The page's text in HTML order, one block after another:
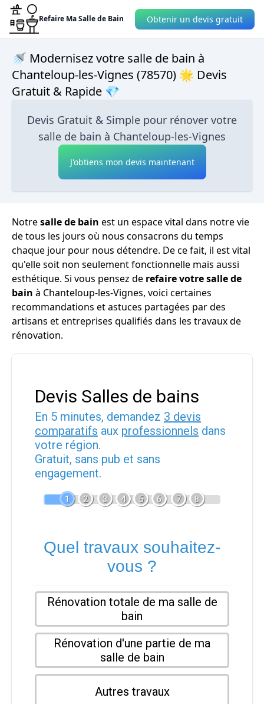
Refaire Ma Salle de Bain Obtenir un devis gratuit
🚿 Modernisez votre salle de bain à
Chanteloup-les-Vignes (78570) 🌟 Devis
Gratuit & Rapide 💎
Devis Gratuit & Simple pour rénover votre
salle de bain à Chanteloup-les-Vignes
J'obtiens mon devis maintenant
Notresalle de bain est un espace vital dans notre vie
de tous les jours où nous consacrons du temps
chaque jour pour nous détendre. De ce fait, il est vital
qu'elle soit non seulement fonctionnelle mais aussi
esthétique. Si vous pensez de refaire votre salle de
bain à Chanteloup-les-Vignes, voici certaines
recommandations et astuces partagées par des
artisans et entreprises qualifiés dans les travaux de
rénovation.
Devis Salles de bains
En 5 minutes, demandez 3 devis
comparatifs aux professionnels dans
votre région.
Gratuit, sans pub et sans
engagement.
1 2 3 4 5 6 7 8
Quel travaux souhaitez-
vous ?
Rénovation totale de ma salle de
bain
Rénovation d'une partie de ma
salle de bain
Autres travaux